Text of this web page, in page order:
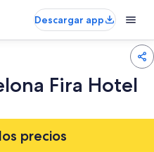
Descargar app
Fira Hotel
precios